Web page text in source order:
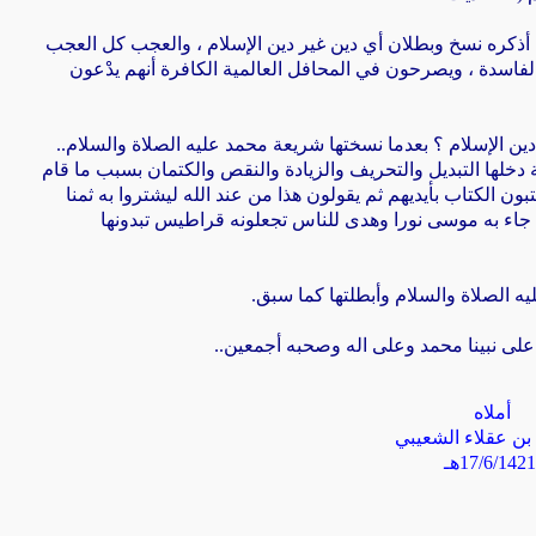
نسخ وبطلان أي دين غير دين الإسلام ، والعجب كل العجب
، ويصرحون في المحافل العالمية الكافرة أنهم يدْعون
دين الإسلام ؟ بعدما نسختها شريعة محمد عليه الصلاة والسلام..
دخلها التبديل والتحريف والزيادة والنقص والكتمان بسبب ما قام
الكتاب بأيديهم ثم يقولون هذا من عند الله ليشتروا به ثمنا
جاء به موسى نورا وهدى للناس تجعلونه قراطيس تبدونها
الصلاة والسلام وأبطلتها كما سبق.
نبينا محمد وعلى اله وصحبه أجمعين..
أملاه
عقلاء الشعيبي
17/6/هـ